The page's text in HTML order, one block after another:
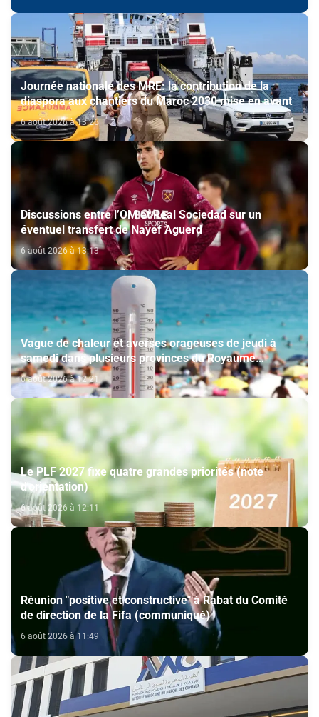
Journée nationale des MRE: la contribution de la
diaspora aux chantiers du Maroc 2030 mise en avant
6 août 2026 à 13:26
Discussions entre l’OM et Real Sociedad sur un
éventuel transfert de Nayef Aguerd
6 août 2026 à 13:13
Vague de chaleur et averses orageuses de jeudi à
samedi dans plusieurs provinces du Royaume
(Bulletin d'alerte)
6 août 2026 à 12:21
Le PLF 2027 fixe quatre grandes priorités (note
d'orientation)
6 août 2026 à 12:11
Réunion "positive et constructive" à Rabat du Comité
de direction de la Fifa (communiqué)
6 août 2026 à 11:49